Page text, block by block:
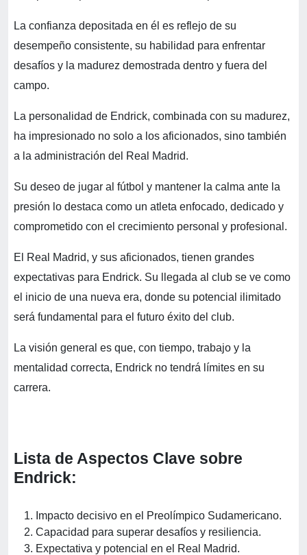
La confianza depositada en él es reflejo de su
desempeño consistente, su habilidad para enfrentar
desafíos y la madurez demostrada dentro y fuera del
campo.
La personalidad de Endrick, combinada con su madurez,
ha impresionado no solo a los aficionados, sino también
a la administración del Real Madrid.
Su deseo de jugar al fútbol y mantener la calma ante la
presión lo destaca como un atleta enfocado, dedicado y
comprometido con el crecimiento personal y profesional.
El Real Madrid, y sus aficionados, tienen grandes
expectativas para Endrick. Su llegada al club se ve como
el inicio de una nueva era, donde su potencial ilimitado
será fundamental para el futuro éxito del club.
La visión general es que, con tiempo, trabajo y la
mentalidad correcta, Endrick no tendrá límites en su
carrera.
Lista de Aspectos Clave sobre
Endrick:
Impacto decisivo en el Preolímpico Sudamericano.
Capacidad para superar desafíos y resiliencia.
Expectativa y potencial en el Real Madrid.